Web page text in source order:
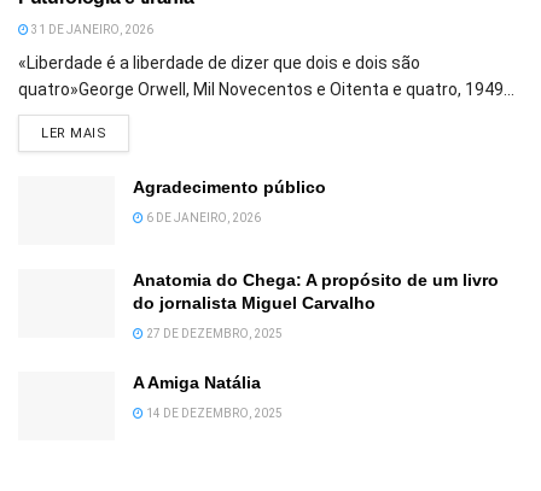
31 DE JANEIRO, 2026
«Liberdade é a liberdade de dizer que dois e dois são
quatro»George Orwell, Mil Novecentos e Oitenta e quatro, 1949...
LER MAIS
Agradecimento público
6 DE JANEIRO, 2026
Anatomia do Chega: A propósito de um livro
do jornalista Miguel Carvalho
27 DE DEZEMBRO, 2025
A Amiga Natália
14 DE DEZEMBRO, 2025